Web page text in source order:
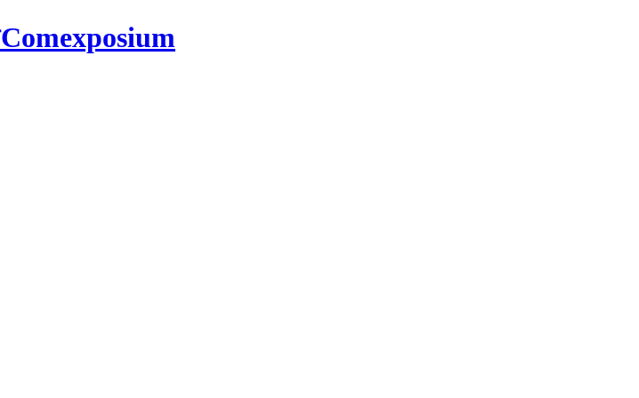
Comexposium